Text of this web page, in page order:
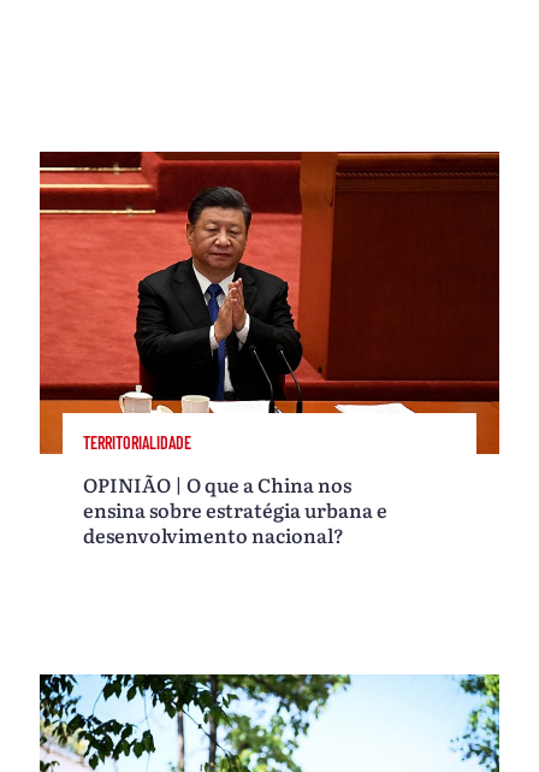
TERRITORIALIDADE
OPINIÃO | O que a China nos
ensina sobre estratégia urbana e
desenvolvimento nacional?